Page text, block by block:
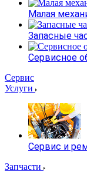
Малая
Запасные
Сервисное
Сервис
Услуги
Сервис и
Запчасти